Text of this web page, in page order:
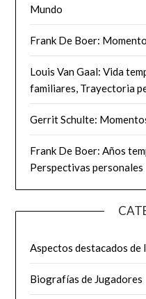
Mundo
Frank De Boer:
Louis Van Gaal: Vida
familiares, Trayectoria
Gerrit Schulte:
Frank De Boer: Años
Perspectivas personales
Aspectos destacados de
Biografías de Jugadores